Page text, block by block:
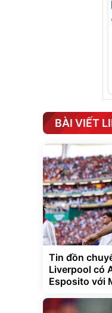
BÀI VIẾT
Tin đồn
Liverpool có
Esposito với